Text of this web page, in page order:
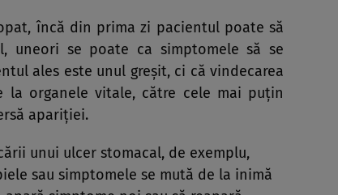
încă din prima zi pacientul poate să
uneori se poate ca simptomele să se
ales este unul greşit, ci că vindecarea
organele vitale, către cele mai puţin
apariţiei.
unui ulcer stomacal, de exemplu,
sau simptomele se mută de la inimă